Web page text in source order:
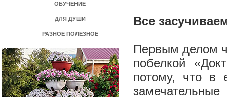
ОБУЧЕНИЕ
ДЛЯ ДУШИ
РАЗНОЕ ПОЛЕЗНОЕ
Все
Первым делом
побелкой
потому, что в